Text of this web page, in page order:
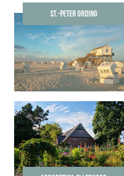
ST.-PETER ORDING